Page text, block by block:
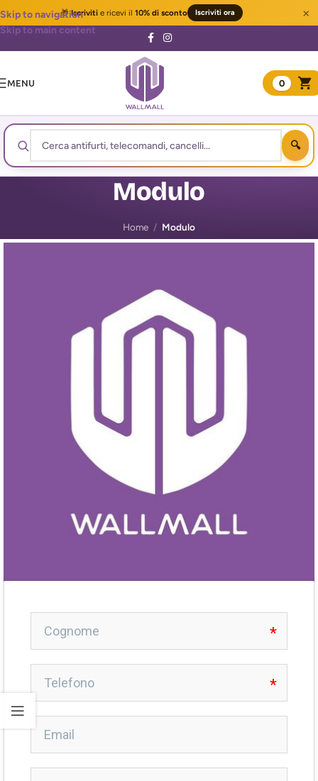
🎁Iscrivitie ricevi il 10% di sconto Iscriviti ora ×
Skip to navigation
Skip to main content
MENU 0
Modulo
Home / Modulo